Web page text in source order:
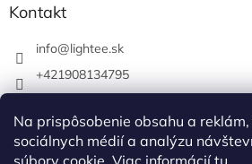
Na prispôsobenie obsahu a
sociálnych médií a analýzu
súbory cookie. Viac informáciítu
Kontakt
info@lightee.sk
+421908134795
lightee.sk